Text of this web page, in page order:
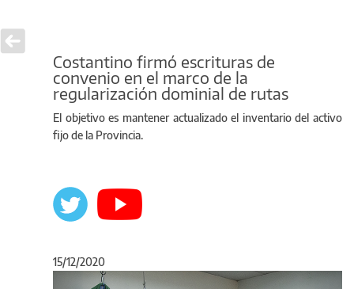
Costantino firmó escrituras de
convenio en el marco de la
regularización dominial de rutas
El objetivo es mantener actualizado el inventario del activo
fijo de la Provincia.
15/12/2020
Anterior